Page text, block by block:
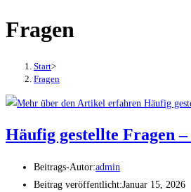
Fragen
Start>
Fragen
Häufig gestellte Fragen
Beitrags-Autor:admin
Beitrag veröffentlicht:Januar 15, 2026